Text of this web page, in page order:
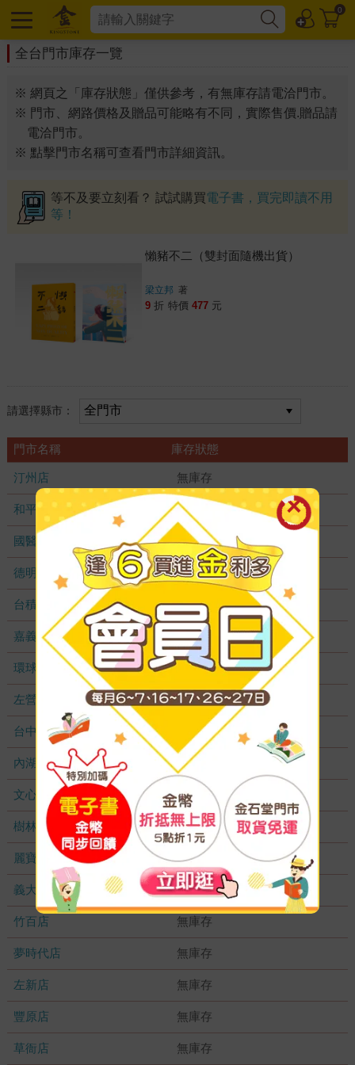
0
全台門市庫存一覽
※ 網頁之「庫存狀態」僅供參考，有無庫存請電洽門市。
※ 門市、網路價格及贈品可能略有不同，實際售價.贈品請
電洽門市。
※ 點擊門市名稱可查看門市詳細資訊。
等不及要立刻看？ 試試購買電子書，買完即讀不用
等！
懶豬不二（雙封面隨機出貨）
梁立邦 著
9 折 特價 477 元
請選擇縣市：
門市名稱 庫存狀態
汀州店 無庫存
和平店 無庫存
國醫加盟店 無庫存
德明加盟店 無庫存
台積店 無庫存
嘉義耐斯店 無庫存
環球店 無庫存
左營店 無庫存
台中秀泰店 無庫存
內湖大潤發 無庫存
文心店 無庫存
樹林店 無庫存
麗寶店 無庫存
義大店 無庫存
竹百店 無庫存
夢時代店 無庫存
左新店 無庫存
豐原店 無庫存
草衙店 無庫存